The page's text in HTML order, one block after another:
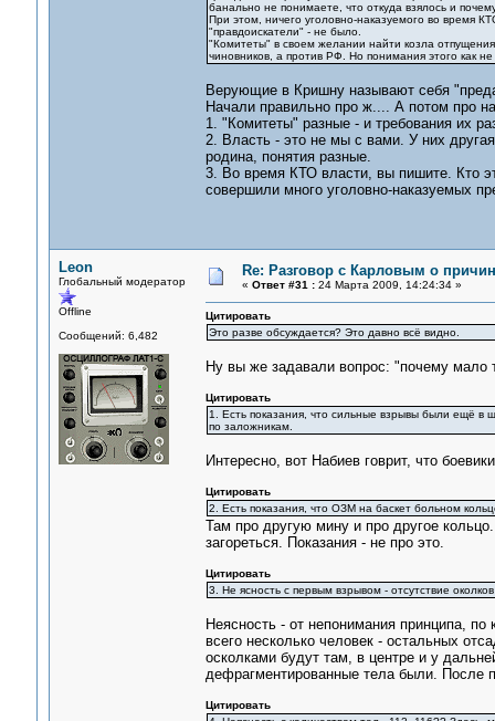
банально не понимаете, что откуда взялось и
При этом, ничего уголовно-наказуемого во время
"правдоискатели" - не было.
"Комитеты" в своем желании найти козла
чиновников, а против РФ. Но понимания этого как
Верующие в Кришну называют себя
Начали правильно про ж.... А потом про
1. "Комитеты" разные - и требования их
2. Власть - это не мы с вами. У них
родина, понятия разные.
3. Во время КТО власти, вы пишите. Кто
совершили много уголовно-наказуемых
Leon
Глобальный модератор
Offline
Сообщений: 6,482
Re: Разговор с Карловым о
« Ответ #31 :24 Марта 2009, 14:24:34 »
Цитировать
Это разве обсуждается? Это давно всё видно.
Ну вы же задавали вопрос: "почему мало
Цитировать
1. Есть показания, что сильные взрывы были ещё в
по заложникам.
Интересно, вот Набиев говрит, что
Цитировать
2. Есть показания, что ОЗМ на баскет больном
Там про другую мину и про другое
загореться. Показания - не про это.
Цитировать
3. Не ясность с первым взрывом - отсутствие
Неясность - от непонимания принципа,
всего несколько человек - остальных
осколками будут там, в центре и у
дефрагментированные тела были. После
Цитировать